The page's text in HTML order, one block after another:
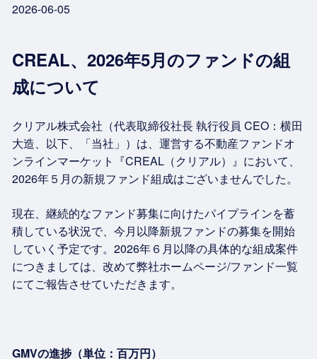
2026-06-05
CREAL、2026年5月のファンドの組
成について
クリアル株式会社（代表取締役社長 執行役員 CEO：横田
大造、以下、「当社」）は、運営する不動産ファンドオ
ンラインマーケット『CREAL（クリアル）』において、
2026年５月の新規ファンド組成はございませんでした。
現在、継続的なファンド募集に向けたパイプラインを蓄
積している状況で、今月以降新規ファンドの募集を開始
していく予定です。2026年６月以降の具体的な組成案件
につきましては、改めて弊社ホームページ/ファンド一覧
にてご報告させていただきます。
GMVの進捗（単位：百万円）